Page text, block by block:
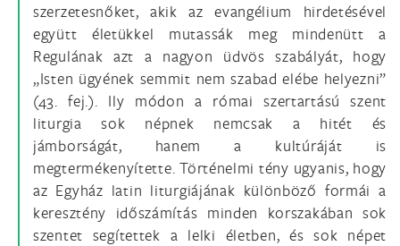
szerzetesnőket, akik az evangélium hirdetésével
együtt életükkel mutassák meg mindenütt a
Regulának azt a nagyon üdvös szabályát, hogy
„Isten ügyének semmit nem szabad elébe helyezni”
(43. fej.). Ily módon a római szertartású szent
liturgia sok népnek nemcsak a hitét és
jámborságát, hanem a kultúráját is
megtermékenyítette. Történelmi tény ugyanis, hogy
az Egyház latin liturgiájának különböző formái a
keresztény időszámítás minden korszakában sok
szentet segítettek a lelki életben, és sok népet